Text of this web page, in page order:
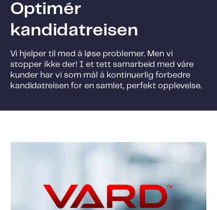
Optimér
kandidatreisen
Vi hjelper til med å løse problemer. Men vi
stopper ikke der! I et tett samarbeid med våre
kunder har vi som mål å kontinuerlig forbedre
kandidatreisen for en samlet, perfekt opplevelse.